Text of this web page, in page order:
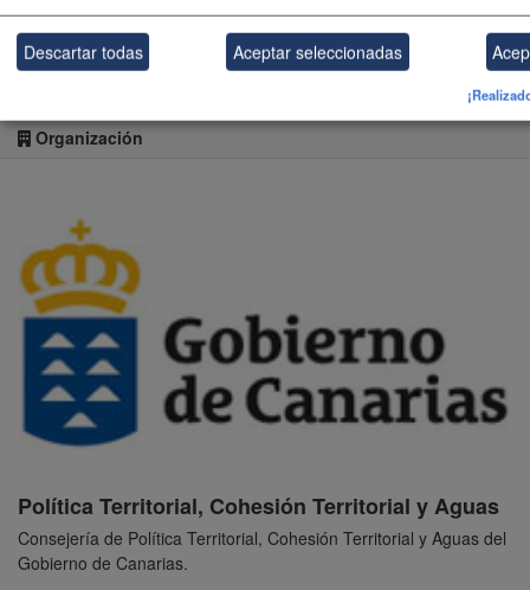
Seguidores
0
Organización
Política Territorial, Cohesión Territorial y Aguas
Consejería de Política Territorial, Cohesión Territorial y Aguas del
Gobierno de Canarias.
Descartar todas Aceptar seleccionadas